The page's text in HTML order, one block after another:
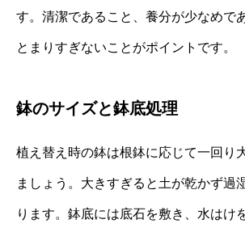
す。清潔であること、養分が少なめで
とまりすぎないことがポイントです。
鉢のサイズと鉢底処理
植え替え時の鉢は根鉢に応じて一回り
ましょう。大きすぎると土が乾かず過
ります。鉢底には底石を敷き、水はけ